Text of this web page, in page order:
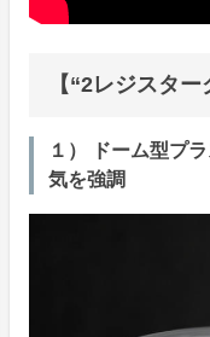
【“2レジスタ
１） ドーム型プ
気を強調